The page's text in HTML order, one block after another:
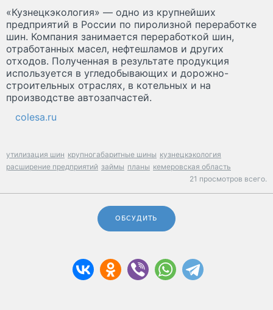
«Кузнецкэкология» — одно из крупнейших
предприятий в России по пиролизной переработке
шин. Компания занимается переработкой шин,
отработанных масел, нефтешламов и других
отходов. Полученная в результате продукция
используется в угледобывающих и дорожно-
строительных отраслях, в котельных и на
производстве автозапчастей.
colesa.ru
утилизация шин крупногабаритные шины кузнецкэкология
расширение предприятий займы планы кемеровская область
21 просмотров всего.
ОБСУДИТЬ